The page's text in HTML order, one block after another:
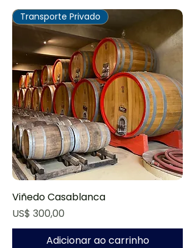
Transporte Privado
Viñedo Casablanca
Preço
US$ 300,00
Adicionar ao carrinho